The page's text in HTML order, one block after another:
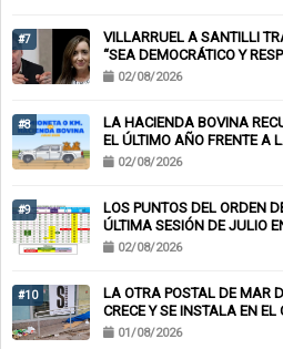
#7
VILLARRUEL A SANTILLI
“SEA DEMOCRÁTICO Y
02/08/2026
#8
LA HACIENDA BOVINA
EL ÚLTIMO AÑO FRENTE A
02/08/2026
#9
LOS PUNTOS DEL ORDEN
ÚLTIMA SESIÓN DE JULIO
02/08/2026
#10
LA OTRA POSTAL DE MAR
CRECE Y SE INSTALA EN
PAISAJE COTIDIANO
01/08/2026